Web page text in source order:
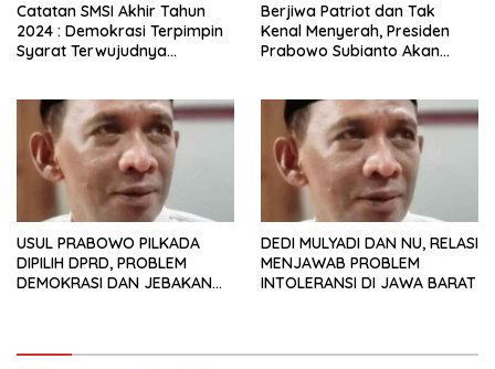
Catatan SMSI Akhir Tahun
2024 : Demokrasi Terpimpin
Syarat Terwujudnya
Berjiwa Patriot dan Tak
Kenal Menyerah, Presiden
Prabowo Subianto Akan
USUL PRABOWO PILKADA
DIPILIH DPRD, PROBLEM
DEMOKRASI DAN JEBAKAN
DEDI MULYADI DAN NU, RELASI
MENJAWAB PROBLEM
INTOLERANSI DI JAWA BARAT